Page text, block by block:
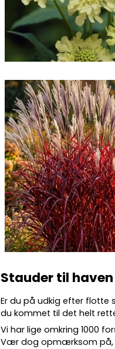
Stauder til
Er du på udkig efter flotte
du kommet til det helt
Vi har lige omkring 1000
Vær dog opmærksom på,